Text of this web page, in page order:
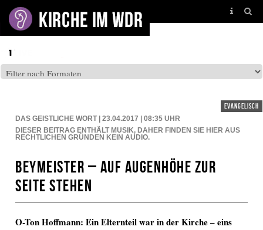
evangelisch
DAS GEISTLICHE WORT | 23.04.2017 | 08:35 UHR
DIESER BEITRAG ENTHÄLT MUSIK, DAHER FINDEN SIE HIER AUS
RECHTLICHEN GRÜNDEN KEIN AUDIO.
Beymeister – auf Augenhöhe zur
Seite stehen
O-Ton Hoffmann: Ein Elternteil war in der Kirche – eins